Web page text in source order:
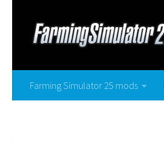
Farming Simulator 25 mods